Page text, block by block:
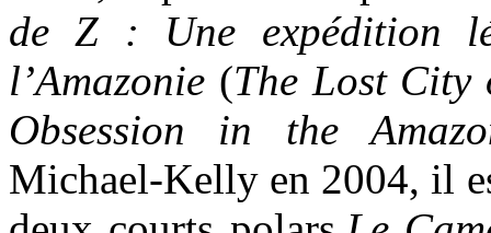
de Z : Une expédition
l’Amazonie (The Lost
Obsession in the
Michael-Kelly en 2004, il